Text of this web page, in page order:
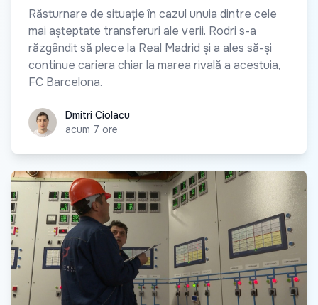
Răsturnare de situație în cazul unuia dintre cele
mai așteptate transferuri ale verii. Rodri s-a
răzgândit să plece la Real Madrid și a ales să-și
continue cariera chiar la marea rivală a acestuia,
FC Barcelona.
Dmitri Ciolacu
Dmitri Ciolacu
acum 7 ore